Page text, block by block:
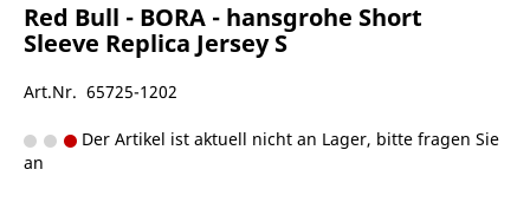
Red Bull - BORA - hansgrohe Short
Sleeve Replica Jersey S
Art.Nr. 65725-1202
Der Artikel ist aktuell nicht an Lager, bitte fragen Sie
an